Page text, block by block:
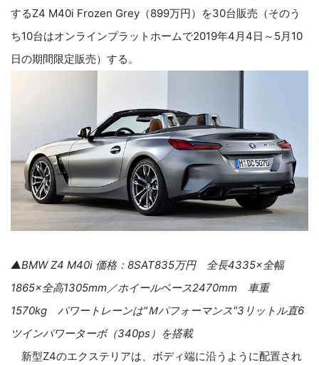
するZ4 M40i Frozen Grey（899万円）を30台販売（そのう
ち10台はオンラインプラットホームで2019年4月4日～5月10
日の期間限定販売）する。
▲BMW Z4 M40i 価格：8SAT835万円 全長4335×全幅
1865×全高1305mm／ホイールベース2470mm 車重
1570kg パワートレーンは"Ｍパフォーマンス"3リットル直6
ツインパワーターボ（340ps）を搭載
新型Z4のエクステリアは、ボディ端に沿うように配置され